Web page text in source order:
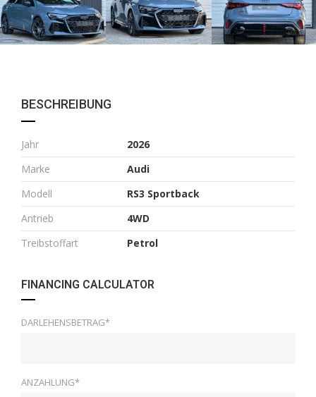
BESCHREIBUNG
Jahr
2026
Marke
Audi
Modell
RS3 Sportback
Antrieb
4WD
Treibstoffart
Petrol
FINANCING CALCULATOR
DARLEHENSBETRAG*
ANZAHLUNG*